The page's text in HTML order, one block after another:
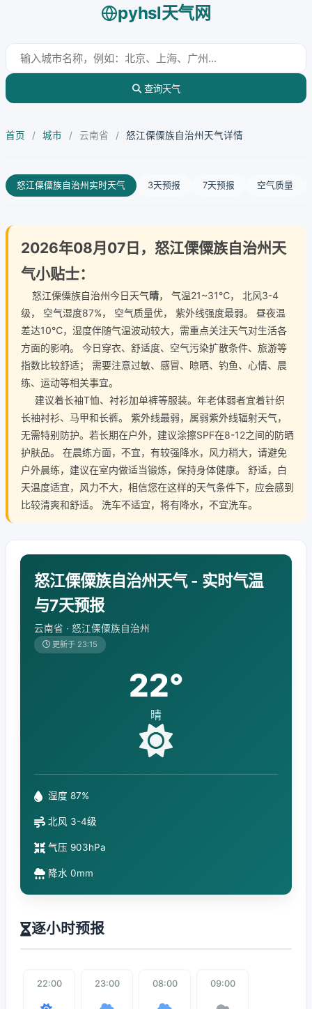
pyhsl天气网
查询天气
首页 / 城市 / 云南省 / 怒江傈僳族自治州天气详情
怒江傈僳族自治州实时天气 3天预报 7天预报 空气质量
2026年08月07日，怒江傈僳族自治州天
气小贴士：
怒江傈僳族自治州今日天气晴， 气温21~31℃， 北风3-4
级， 空气湿度87%， 空气质量优， 紫外线强度最弱。 昼夜温
差达10℃，湿度伴随气温波动较大，需重点关注天气对生活各
方面的影响。 今日穿衣、舒适度、空气污染扩散条件、旅游等
指数比较舒适； 需要注意过敏、感冒、晾晒、钓鱼、心情、晨
练、运动等相关事宜。
建议着长袖T恤、衬衫加单裤等服装。年老体弱者宜着针织
长袖衬衫、马甲和长裤。 紫外线最弱，属弱紫外线辐射天气，
无需特别防护。若长期在户外，建议涂擦SPF在8-12之间的防晒
护肤品。 在晨练方面，不宜，有较强降水，风力稍大，请避免
户外晨练，建议在室内做适当锻炼，保持身体健康。 舒适，白
天温度适宜，风力不大，相信您在这样的天气条件下，应会感到
比较清爽和舒适。 洗车不适宜，将有降水，不宜洗车。
怒江傈僳族自治州天气 - 实时气温
与7天预报
云南省 · 怒江傈僳族自治州
更新于 23:15
22°
晴
湿度 87%
北风 3-4级
气压 903hPa
降水 0mm
逐小时预报
22:00 23:00 08:00 09:00